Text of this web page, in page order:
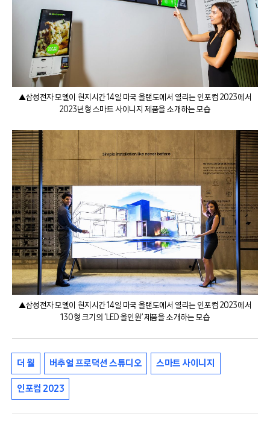
▲삼성전자 모델이 현지시간 14일 미국 올랜도에서 열리는 인포컴 2023에서
2023년형 스마트 사이니지 제품을 소개하는 모습
▲삼성전자 모델이 현지시간 14일 미국 올랜도에서 열리는 인포컴 2023에서
130형 크기의 ‘LED 올인원’ 제품을 소개하는 모습
더 월 버추얼 프로덕션 스튜디오 스마트 사이니지
인포컴 2023